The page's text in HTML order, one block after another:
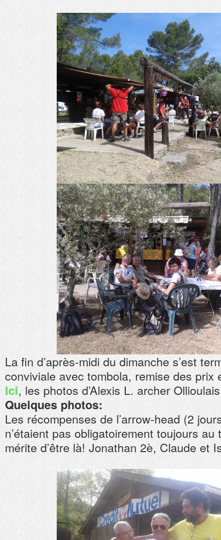
La fin d’après-midi du dimanche s’est
conviviale avec tombola, remise des prix
Ici, les photos d’Alexis L. archer
Quelques photos:
Les récompenses de l’arrow-head (2
n’étaient pas obligatoirement toujours
mérite d’être là! Jonathan 2è, Claude et